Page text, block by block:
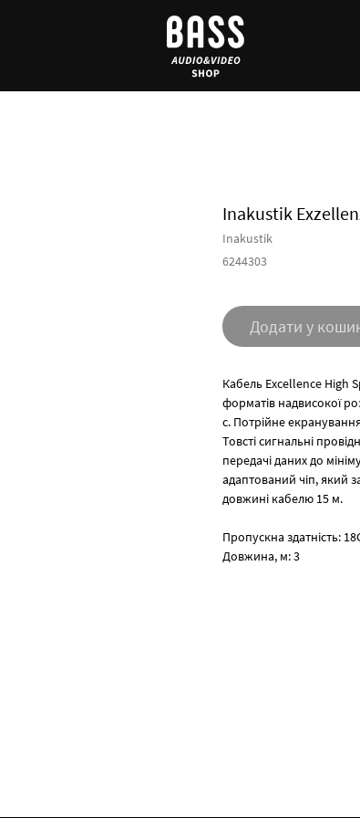
Inakustik
Inakustik
6244303
Додати у
Кабель Excellence High
форматів надвисокої
с. Потрійне
Товсті сигнальні
передачі даних до
адаптований чіп, який
довжині кабелю 15 м.
Пропускна здатність:
Довжина, м: 3